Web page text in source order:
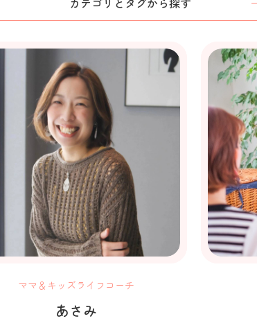
ママ＆キッズライフコーチ
あさみ